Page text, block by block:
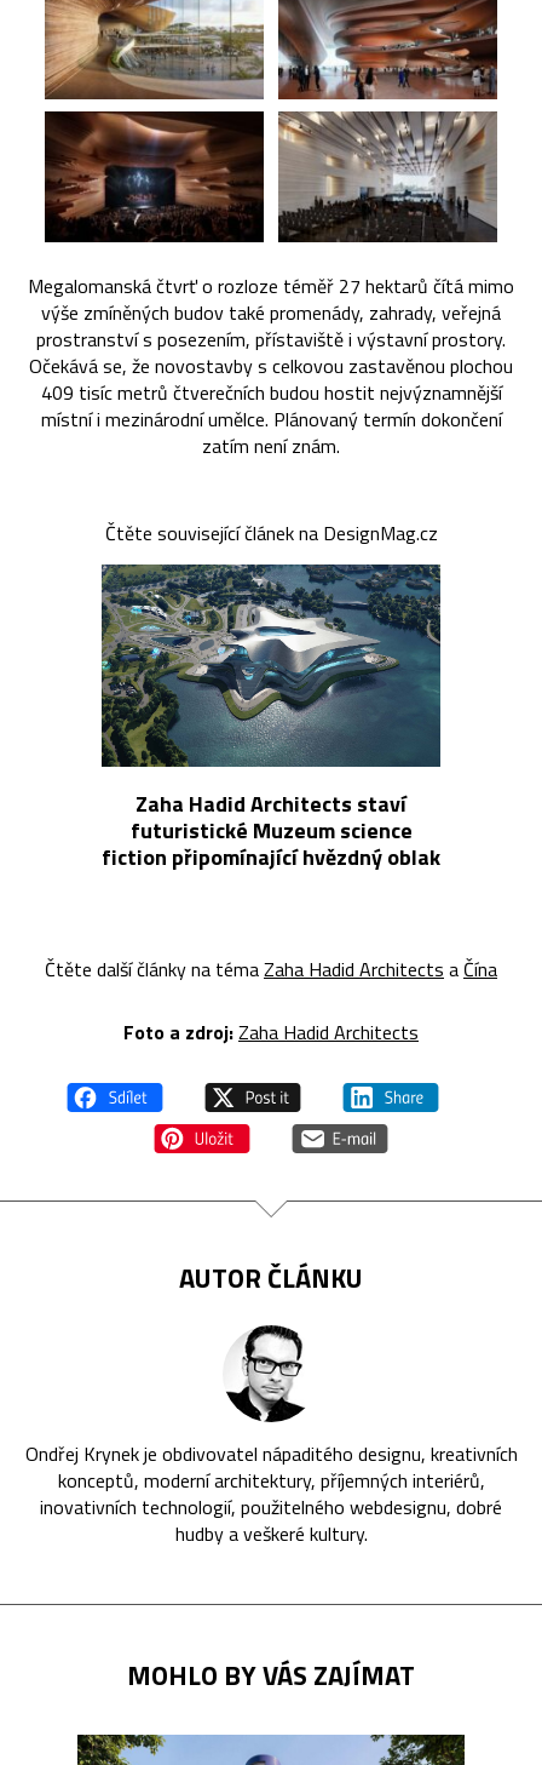
Megalomanská čtvrť o rozloze téměř 27 hektarů čítá mimo
výše zmíněných budov také promenády, zahrady, veřejná
prostranství s posezením, přístaviště i výstavní prostory.
Očekává se, že novostavby s celkovou zastavěnou plochou
409 tisíc metrů čtverečních budou hostit nejvýznamnější
místní i mezinárodní umělce. Plánovaný termín dokončení
zatím není znám.
Čtěte související článek na DesignMag.cz
Zaha Hadid Architects staví
futuristické Muzeum science
fiction připomínající hvězdný oblak
Čtěte další články na témaZaha Hadid Architects a Čína
Foto a zdroj:Zaha Hadid Architects
AUTOR ČLÁNKU
Ondřej Krynek je obdivovatel nápaditého designu, kreativních
konceptů, moderní architektury, příjemných interiérů,
inovativních technologií, použitelného webdesignu, dobré
hudby a veškeré kultury.
MOHLO BY VÁS ZAJÍMAT